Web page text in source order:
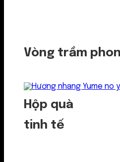
Vòng trầm
Hộp quà
tinh tế